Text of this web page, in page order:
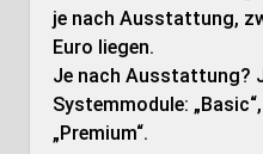
je nach Ausstattung,
Euro liegen.
Je nach Ausstattung?
Systemmodule:
„Premium“.